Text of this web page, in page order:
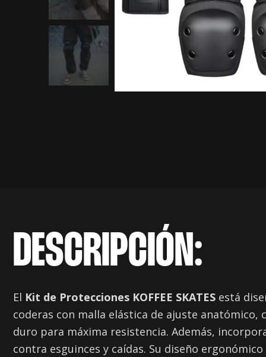
DESCRIPCIÓN:
El Kit de Protecciones KOFFEE SKATES está
coderas con malla elástica de ajuste
duro para máxima resistencia. Además,
contra esguinces y caídas. Su diseño